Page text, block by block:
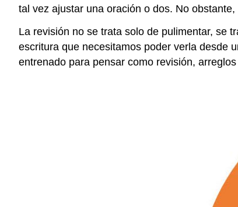
tal vez ajustar una oración o dos. No
La revisión no se trata solo de pulimentar, se
escritura que necesitamos poder verla desde
entrenado para pensar como revisión,